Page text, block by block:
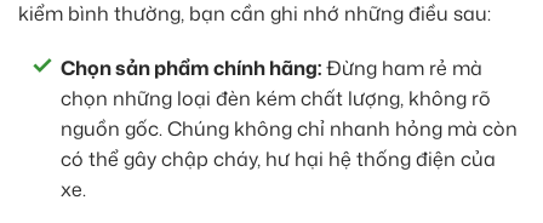
kiểm bình thường, bạn cần ghi nhớ những điều sau:
Chọn sản phẩm chính hãng:Đừng ham rẻ mà
chọn những loại đèn kém chất lượng, không rõ
nguồn gốc. Chúng không chỉ nhanh hỏng mà còn
có thể gây chập cháy, hư hại hệ thống điện của
xe.